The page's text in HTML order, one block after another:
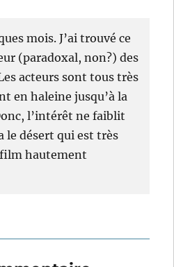
mois. J’ai trouvé ce
(paradoxal, non?) des
acteurs sont tous très
en haleine jusqu’à la
l’intérêt ne faiblit
le désert qui est très
hautement